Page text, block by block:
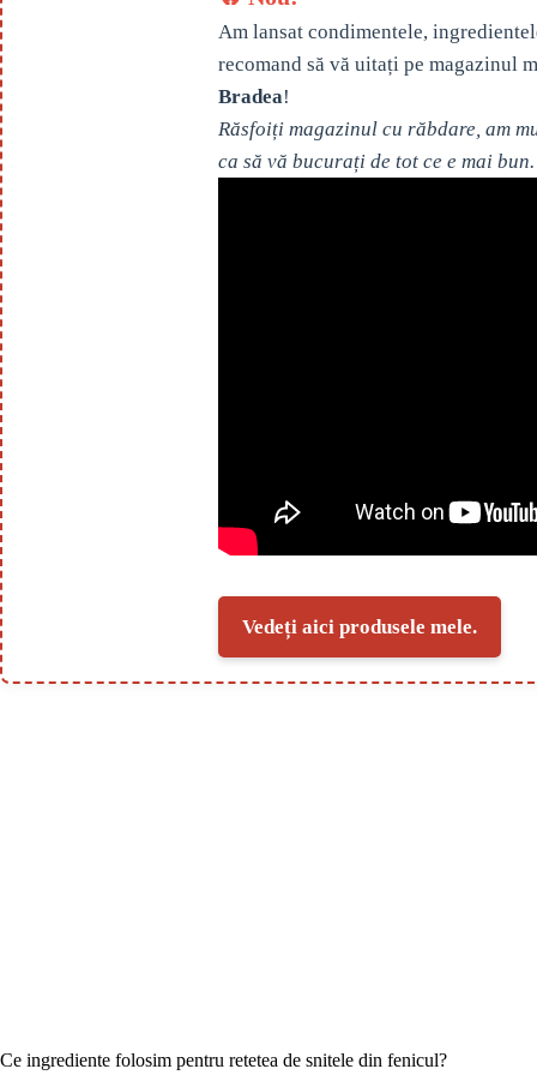
Am lansat condimentele,
recomand să vă uitați pe magazinul
Bradea!
Răsfoiți magazinul cu răbdare, am
ca să vă bucurați de tot ce e mai bun.
Vedeți aici produsele mele.
Ce ingrediente folosim pentru retetea de snitele din fenicul?